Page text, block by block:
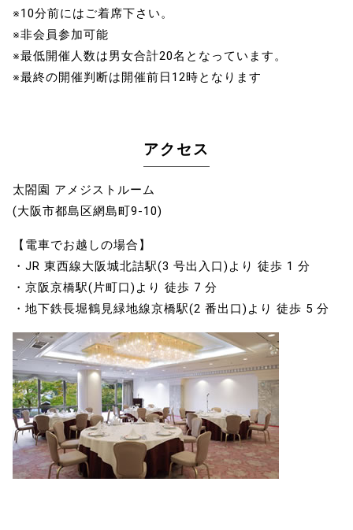
※10分前にはご着席下さい。
※非会員参加可能
※最低開催人数は男女合計20名となっています。
※最終の開催判断は開催前日12時となります
アクセス
太閤園 アメジストルーム
(大阪市都島区網島町9-10)
【電車でお越しの場合】
・JR 東西線大阪城北詰駅(3 号出入口)より 徒歩 1 分
・京阪京橋駅(片町口)より 徒歩 7 分
・地下鉄長堀鶴見緑地線京橋駅(2 番出口)より 徒歩 5 分